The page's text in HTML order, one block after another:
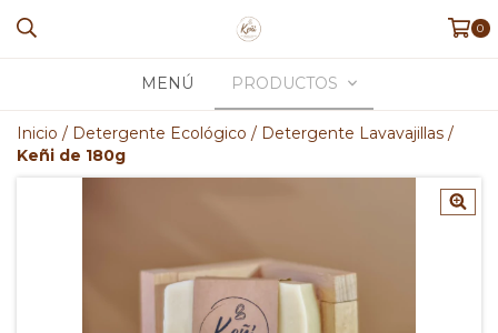
0
MENÚ PRODUCTOS
Inicio / Detergente Ecológico / Detergente Lavavajillas /
Keñi de 180g